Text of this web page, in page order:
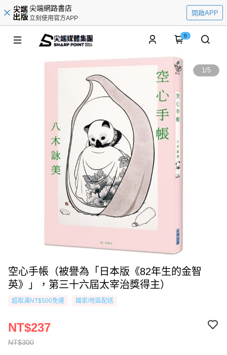
尖端網路書店
立刻使用官方APP
開啟APP
0
1/5
空心手帳（被譽為「日本版《82年生的金智
英》」，第三十六屆太宰治獎得主）
超取滿NT$500免運 國家/地區配送
NT$300
NT$237